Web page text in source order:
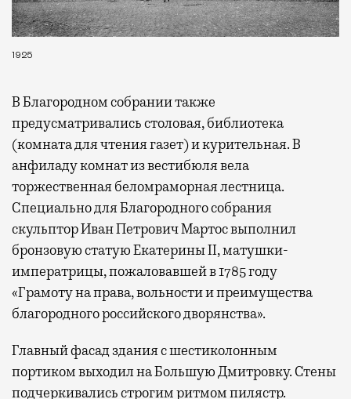
1925
В Благородном собрании также
предусматривались столовая, библиотека
(комната для чтения газет) и курительная. В
анфиладу комнат из вестибюля вела
торжественная беломраморная лестница.
Специально для Благородного собрания
скульптор Иван Петрович Мартос выполнил
бронзовую статую Екатерины II, матушки-
императрицы, пожаловавшей в 1785 году
«Грамоту на права, вольности и преимущества
благородного российского дворянства».
Главный фасад здания с шестиколонным
портиком выходил на Большую Дмитровку. Стены
подчеркивались строгим ритмом пилястр.